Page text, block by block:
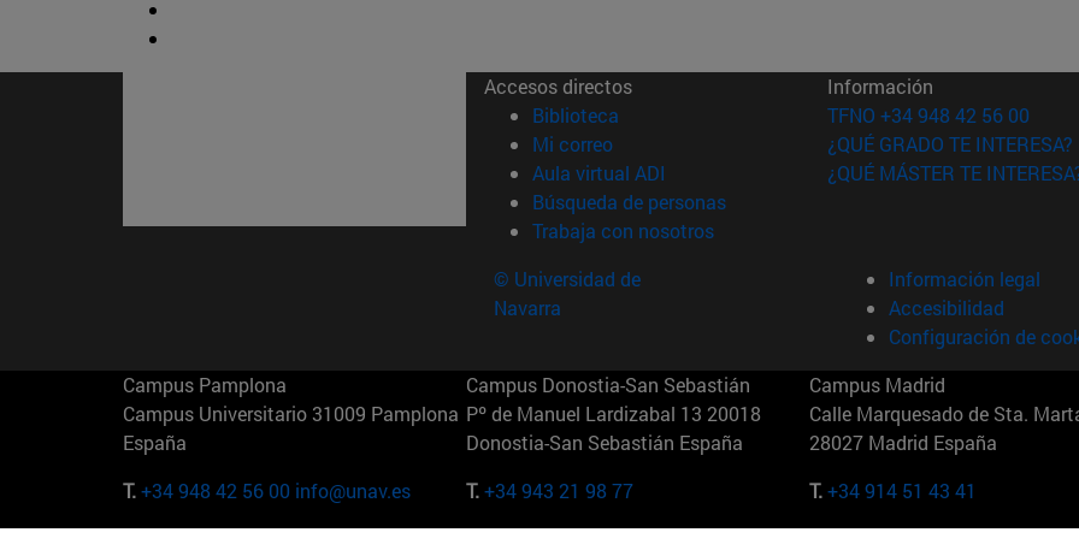
Accesos directos
Biblioteca (abre en nueva ventana)
Mi correo(abre en nueva ventana)
Aula virtual ADI (abre en nueva ventana)
Búsqueda de personas(abre en nueva ventana)
Trabaja con nosotros(abre en nueva ventana)
Información
TFNO +34 948 42 56 00
¿QUÉ GRADO TE INTERESA?
¿QUÉ MÁSTER TE
© Universidad de
Navarra
Información legal
Accesibilidad
Configuración de
Campus Pamplona
Campus Universitario 31009 Pamplona
España
T.+34 948 42 56 00 info@unav.es
Campus Donostia-San Sebastián
Pº de Manuel Lardizabal 13 20018
Donostia-San Sebastián España
T.+34 943 21 98 77
Campus Madrid
Calle Marquesado de Sta.
28027 Madrid España
T.+34 914 51 43 41